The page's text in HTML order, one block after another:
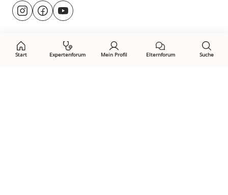
Start Expertenforum Mein Profil Elternforum Suche
Besuche
uns@rund.ums.baby
facebook.com/rundumsbaby.de
youtube.com/@rundumsbaby_